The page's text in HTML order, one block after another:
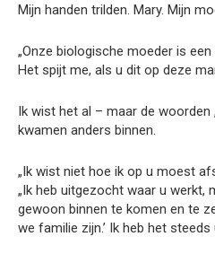
Mijn handen trilden. Mary. Mijn
„Onze biologische moeder is
Het spijt me, als u dit op deze
Ik wist het al – maar de woorden
kwamen anders binnen.
„Ik wist niet hoe ik op u moest
„Ik heb uitgezocht waar u werkt,
gewoon binnen te komen en te
we familie zijn.’ Ik heb het steeds